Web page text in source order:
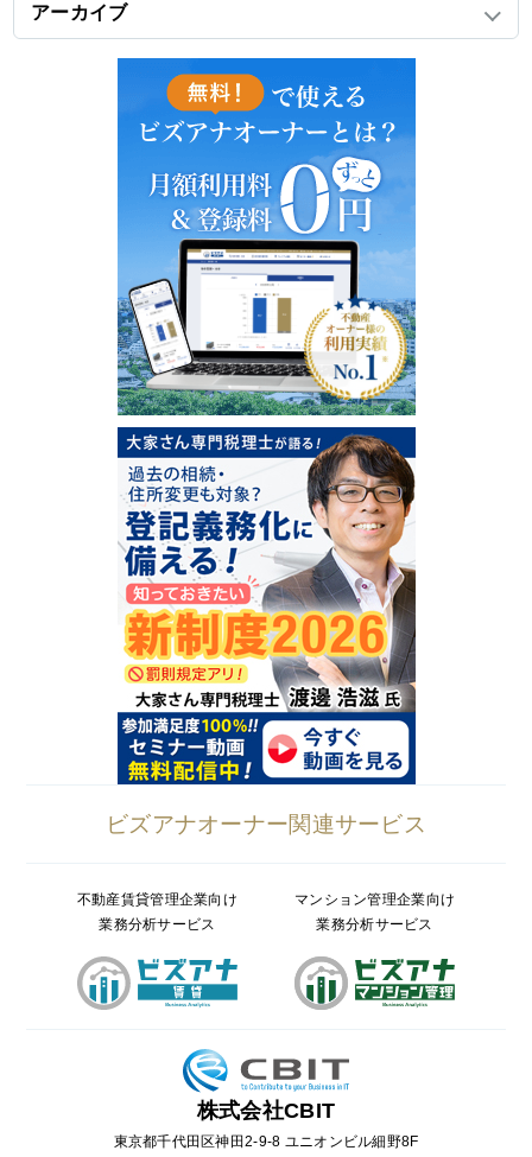
アーカイブ
ビズアナオーナー関連サービス
不動産賃貸管理企業向け
業務分析サービス
マンション管理企業向け
業務分析サービス
株式会社CBIT
東京都千代田区神田2-9-8 ユニオンビル細野8F